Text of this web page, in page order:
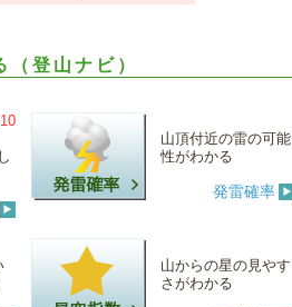
登山ナビ）
山頂付近の雷の可能
性がわかる
発雷確率
山からの星の見やす
さがわかる